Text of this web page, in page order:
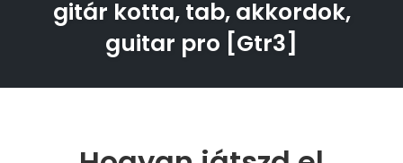
gitár kotta, tab, akkordok,
guitar pro [Gtr3]